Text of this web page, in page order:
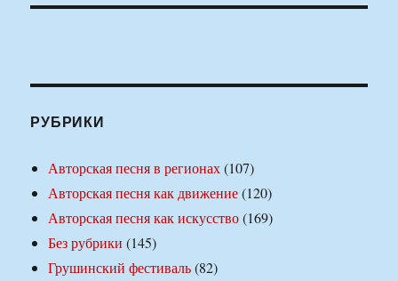
РУБРИКИ
Авторская песня в регионах(107)
Авторская песня как движение(120)
Авторская песня как искусство(169)
Без рубрики (145)
Грушинский фестиваль(82)